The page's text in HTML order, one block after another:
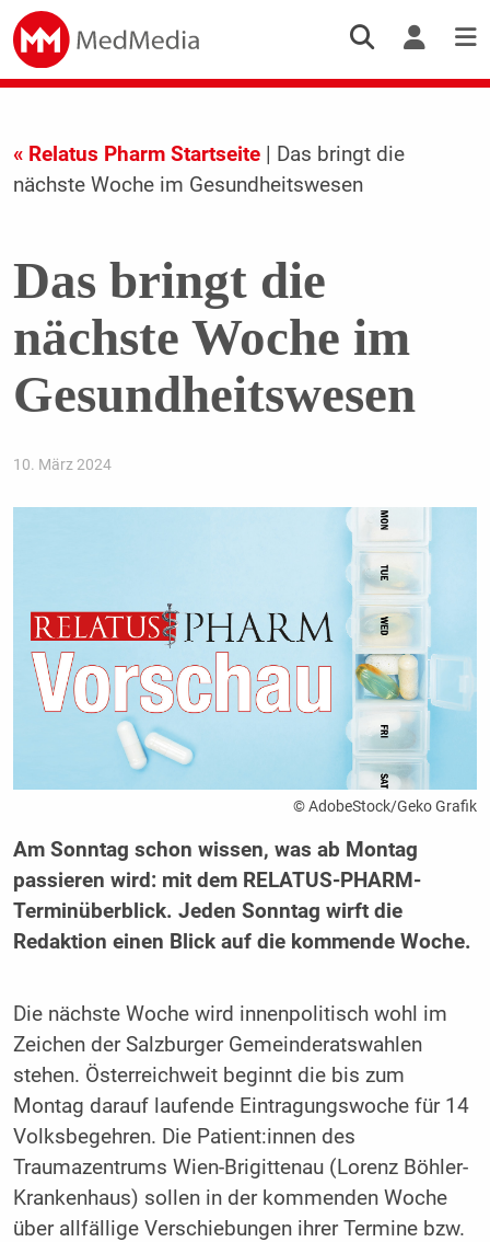
« Relatus Pharm Startseite| Das bringt die
nächste Woche im Gesundheitswesen
Das bringt die
nächste Woche im
Gesundheitswesen
10. März 2024
© AdobeStock/Geko Grafik
Am Sonntag schon wissen, was ab Montag
passieren wird: mit dem RELATUS-PHARM-
Terminüberblick. Jeden Sonntag wirft die
Redaktion einen Blick auf die kommende Woche.
Die nächste Woche wird innenpolitisch wohl im
Zeichen der Salzburger Gemeinderatswahlen
stehen. Österreichweit beginnt die bis zum
Montag darauf laufende Eintragungswoche für 14
Volksbegehren. Die Patient:innen des
Traumazentrums Wien-Brigittenau (Lorenz Böhler-
Krankenhaus) sollen in der kommenden Woche
über allfällige Verschiebungen ihrer Termine bzw.